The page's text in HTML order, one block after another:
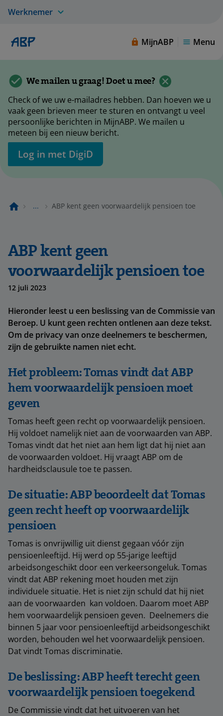
Werknemer
MijnABP Menu
We mailen u graag! Doet u mee?
Check of we uw e-mailadres hebben. Dan hoeven we u
vaak geen brieven meer te sturen en ontvangt u veel
persoonlijke berichten in MijnABP. We mailen u
meteen bij een nieuw bericht.
Log in met DigiD
... ABP kent geen voorwaardelijk pensioen toe
ABP kent geen
voorwaardelijk pensioen toe
12 juli 2023
Hieronder leest u een beslissing van de Commissie van
Beroep. U kunt geen rechten ontlenen aan deze tekst.
Om de privacy van onze deelnemers te beschermen,
zijn de gebruikte namen niet echt.
Het probleem: Tomas vindt dat ABP
hem voorwaardelijk pensioen moet
geven
Tomas heeft geen recht op voorwaardelijk pensioen.
Hij voldoet namelijk niet aan de voorwaarden van ABP.
Tomas vindt dat het niet aan hem ligt dat hij niet aan
de voorwaarden voldoet. Hij vraagt ABP om de
hardheidsclausule toe te passen.
De situatie: ABP beoordeelt dat Tomas
geen recht heeft op voorwaardelijk
pensioen
Tomas is onvrijwillig uit dienst gegaan vóór zijn
pensioenleeftijd. Hij werd op 55-jarige leeftijd
arbeidsongeschikt door een verkeersongeluk. Tomas
vindt dat ABP rekening moet houden met zijn
individuele situatie. Het is niet zijn schuld dat hij niet
aan de voorwaarden kan voldoen. Daarom moet ABP
hem voorwaardelijk pensioen geven. Deelnemers die
binnen 5 jaar voor pensioenleeftijd arbeidsongeschikt
worden, behouden wel het voorwaardelijk pensioen.
Dat vindt Tomas discriminatie.
De beslissing: ABP heeft terecht geen
voorwaardelijk pensioen toegekend
De Commissie vindt dat het uitvoeren van het